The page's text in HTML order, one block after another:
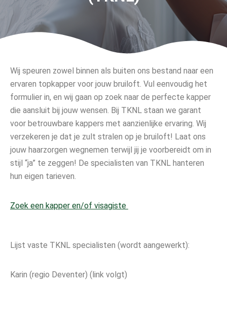
Wij speuren zowel binnen als buiten ons bestand naar een
ervaren topkapper voor jouw bruiloft. Vul eenvoudig het
formulier in, en wij gaan op zoek naar de perfecte kapper
die aansluit bij jouw wensen. Bij TKNL staan we garant
voor betrouwbare kappers met aanzienlijke ervaring. Wij
verzekeren je dat je zult stralen op je bruiloft! Laat ons
jouw haarzorgen wegnemen terwijl jij je voorbereidt om in
stijl “ja” te zeggen! De specialisten van TKNL hanteren
hun eigen tarieven.
Zoek een kapper en/of visagiste
Lijst vaste TKNL specialisten (wordt aangewerkt):
Karin (regio Deventer) (link volgt)